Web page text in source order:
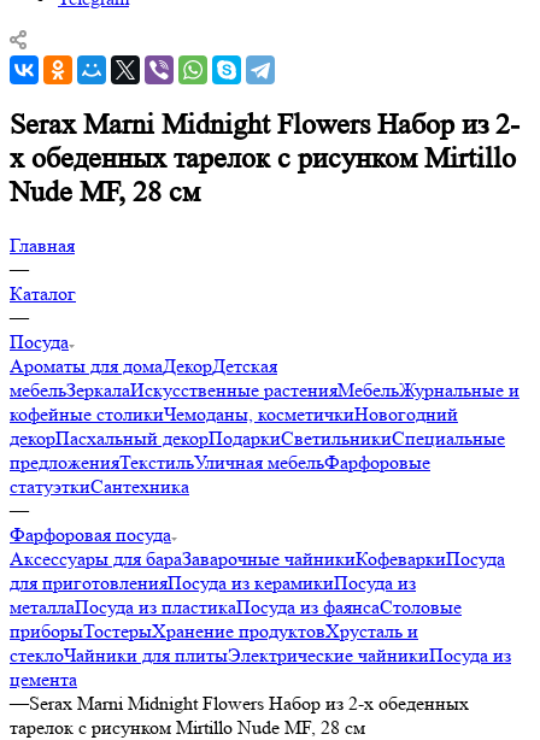
Serax Marni Midnight Flowers Набор из 2-
х обеденных тарелок с рисунком Mirtillo
Nude MF, 28 см
Главная
—
Каталог
—
Посуда
Ароматы для домаДекорДетская
мебельЗеркалаИскусственные растенияМебельЖурнальные и
кофейные столикиЧемоданы, косметичкиНовогодний
декорПасхальный декорПодаркиСветильникиСпециальные
предложенияТекстильУличная мебельФарфоровые
статуэткиСантехника
—
Фарфоровая посуда
Аксессуары для бараЗаварочные чайникиКофеваркиПосуда
для приготовленияПосуда из керамикиПосуда из
металлаПосуда из пластикаПосуда из фаянсаСтоловые
приборыТостерыХранение продуктовХрусталь и
стеклоЧайники для плитыЭлектрические чайникиПосуда из
цемента
—Serax Marni Midnight Flowers Набор из 2-х обеденных
тарелок с рисунком Mirtillo Nude MF, 28 см